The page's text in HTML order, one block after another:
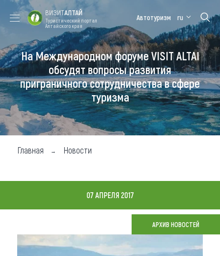
Форум VISIT
ALTAI
Цветение
маральника
Медицинский
форум
Алтайская
зимовка
Туры
Где побывать
Чем заняться
Где остановиться
Что привезти (сувениры)
ВИЗИТАЛТАЙ
Туристический портал
Алтайского края
Автотуризм ru
На Международном форуме VISIT ALTAI
обсудят вопросы развития
приграничного сотрудничества в сфере
туризма
Главная Новости
07 АПРЕЛЯ 2017
АРХИВ НОВОСТЕЙ